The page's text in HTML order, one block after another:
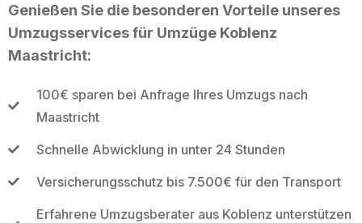
Genießen Sie die besonderen Vorteile unseres
Umzugsservices für Umzüge Koblenz
Maastricht:
100€ sparen bei Anfrage Ihres Umzugs nach
Maastricht
Schnelle Abwicklung in unter 24 Stunden
Versicherungsschutz bis 7.500€ für den Transport
Erfahrene Umzugsberater aus Koblenz unterstützen